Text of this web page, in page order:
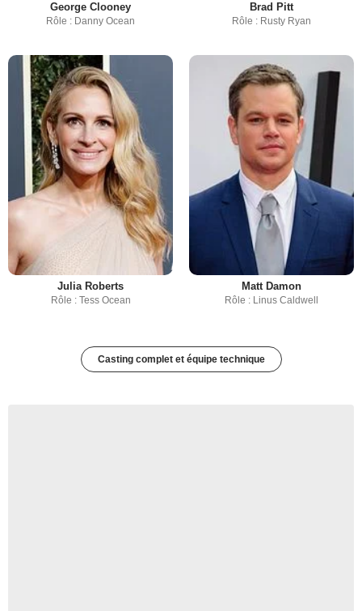
George Clooney
Rôle : Danny Ocean
Brad Pitt
Rôle : Rusty Ryan
Julia Roberts
Rôle : Tess Ocean
Matt Damon
Rôle : Linus Caldwell
Casting complet et équipe technique